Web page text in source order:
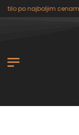
po najboljim cenama.